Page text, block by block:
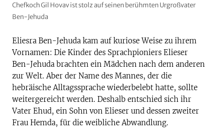
Chefkoch Gil Hovav ist stolz auf seinen berühmten Urgroßvater
Ben-Jehuda
Eliesra Ben-Jehuda kam auf kuriose Weise zu ihrem
Vornamen: Die Kinder des Sprachpioniers Elieser
Ben-Jehuda brachten ein Mädchen nach dem anderen
zur Welt. Aber der Name des Mannes, der die
hebräische Alltagssprache wiederbelebt hatte, sollte
weitergereicht werden. Deshalb entschied sich ihr
Vater Ehud, ein Sohn von Elieser und dessen zweiter
Frau Hemda, für die weibliche Abwandlung.